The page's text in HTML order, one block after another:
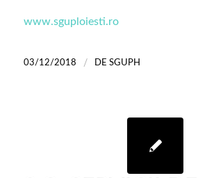
www.sguploiesti.ro
03/12/2018 / DE SGUPH